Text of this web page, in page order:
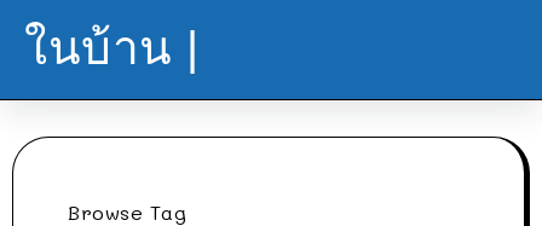
ในบ้าน |
Browse Tag